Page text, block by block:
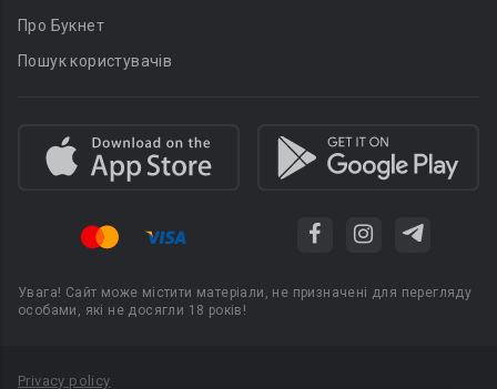
Про Букнет
Пошук користувачів
Увага! Сайт може містити матеріали, не призначені для перегляду
особами, які не досягли 18 років!
Privacy policy